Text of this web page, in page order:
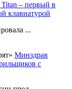
– первый в
клавиатурой
...
Минздрав
с